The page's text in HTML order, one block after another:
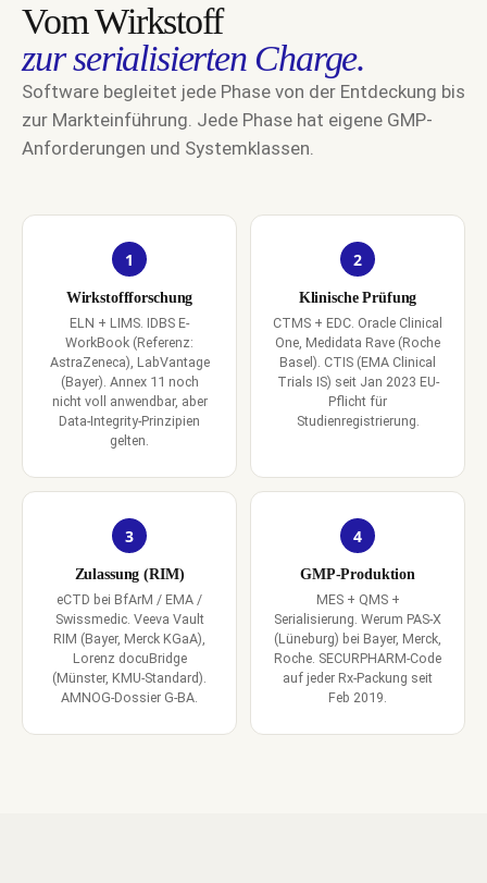
Vom Wirkstoff
zur serialisierten Charge.
Software begleitet jede Phase von der Entdeckung bis
zur Markteinführung. Jede Phase hat eigene GMP-
Anforderungen und Systemklassen.
1
Wirkstoffforschung
ELN + LIMS. IDBS E-
WorkBook (Referenz:
AstraZeneca), LabVantage
(Bayer). Annex 11 noch
nicht voll anwendbar, aber
Data-Integrity-Prinzipien
gelten.
2
Klinische Prüfung
CTMS + EDC. Oracle Clinical
One, Medidata Rave (Roche
Basel). CTIS (EMA Clinical
Trials IS) seit Jan 2023 EU-
Pflicht für
Studienregistrierung.
3
Zulassung (RIM)
eCTD bei BfArM / EMA /
Swissmedic. Veeva Vault
RIM (Bayer, Merck KGaA),
Lorenz docuBridge
(Münster, KMU-Standard).
AMNOG-Dossier G-BA.
4
GMP-Produktion
MES + QMS +
Serialisierung. Werum PAS-X
(Lüneburg) bei Bayer, Merck,
Roche. SECURPHARM-Code
auf jeder Rx-Packung seit
Feb 2019.